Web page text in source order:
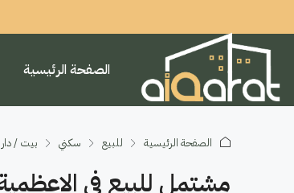
الصفحة الرئيسية
الصفحة الرئيسية للبيع سكني بيت / دار